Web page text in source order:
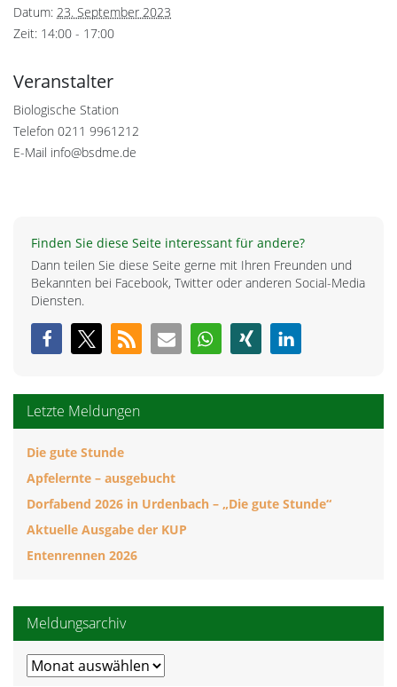
Datum: 23. September 2023
Zeit: 14:00 - 17:00
Veranstalter
Biologische Station
Telefon 0211 9961212
E-Mail info@bsdme.de
Finden Sie diese Seite interessant für andere?
Dann teilen Sie diese Seite gerne mit Ihren Freunden und
Bekannten bei Facebook, Twitter oder anderen Social-Media
Diensten.
Letzte Meldungen
Die gute Stunde
Apfelernte – ausgebucht
Dorfabend 2026 in Urdenbach – „Die gute Stunde“
Aktuelle Ausgabe der KUP
Entenrennen 2026
Meldungsarchiv
Meldungsarchiv